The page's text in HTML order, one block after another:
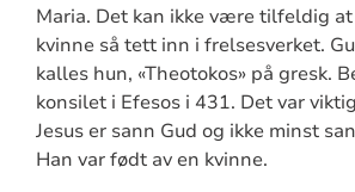
Maria. Det kan ikke være tilfeldig at
kvinne så tett inn i frelsesverket.
kalles hun, «Theotokos» på gresk.
konsilet i Efesos i 431. Det var
Jesus er sann Gud og ikke minst
Han var født av en kvinne.